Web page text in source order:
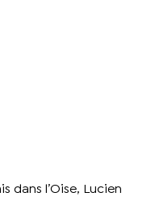
dans l’Oise, Lucien